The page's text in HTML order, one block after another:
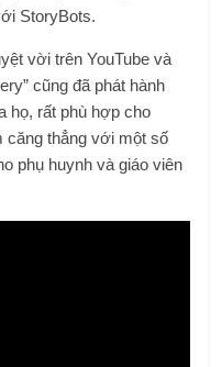
StoryBots.
vời trên YouTube và
cũng đã phát hành
họ, rất phù hợp cho
căng thẳng với một số
phụ huynh và giáo viên